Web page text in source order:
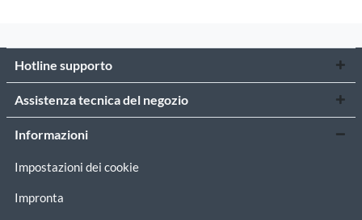
Hotline supporto
Assistenza tecnica del negozio
Informazioni
Impostazioni dei cookie
Impronta